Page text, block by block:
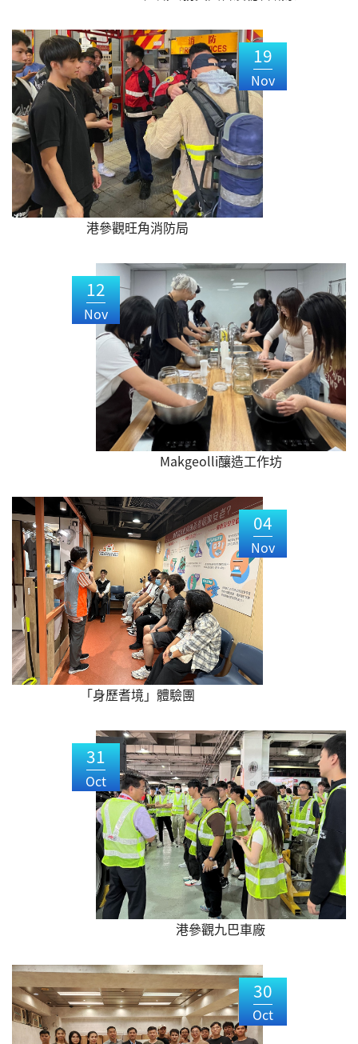
19
Nov
港參觀旺角消防局
12
Nov
Makgeolli釀造工作坊
04
Nov
「身歷耆境」體驗團
31
Oct
港參觀九巴車廠
30
Oct